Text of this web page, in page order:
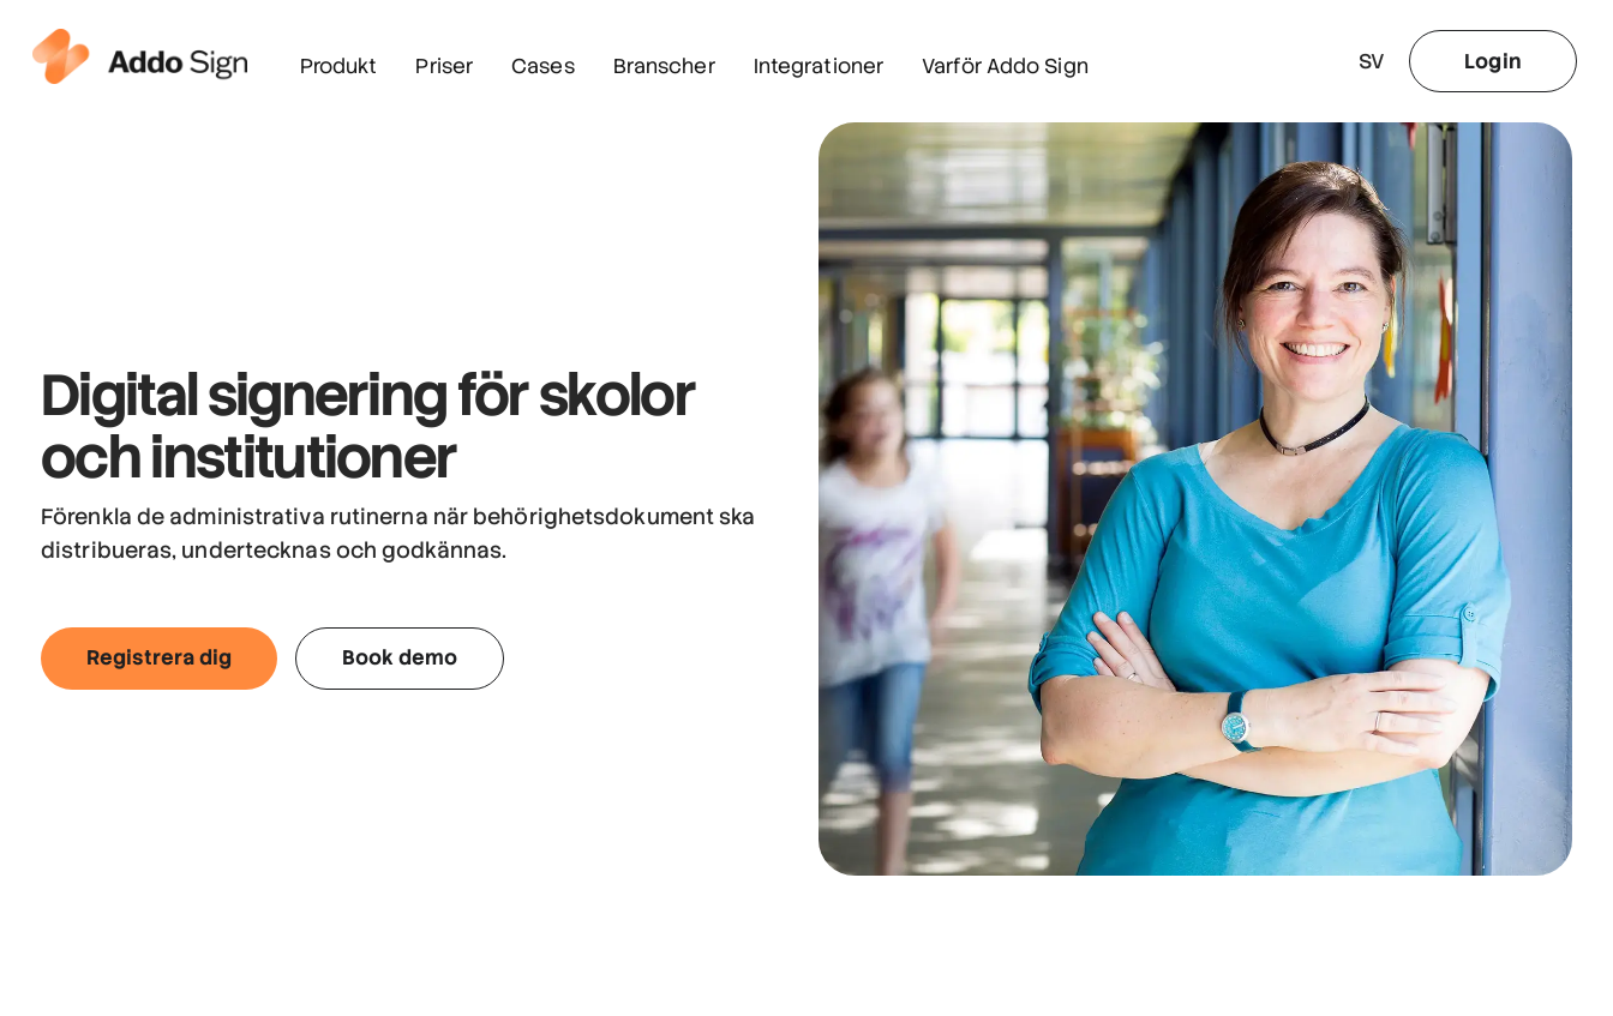
Produkt Priser Cases Branscher Integrationer Varför Addo Sign SV Login
Digital signeringför skolor
och institutioner
Förenkla de administrativa rutinerna när behörighetsdokument ska
distribueras, undertecknas och godkännas.
Registrera dig Book demo